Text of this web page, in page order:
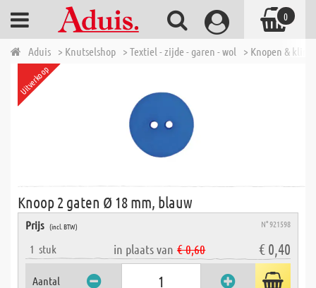
Aduis > Knutselshop > Textiel - zijde - garen - wol > Knopen &
Uitverkoop
Knoop 2 gaten Ø 18 mm, blauw
Prijs (incl. BTW) N° 921598
1 stuk in plaats van € 0,60 € 0,40
Aantal
0